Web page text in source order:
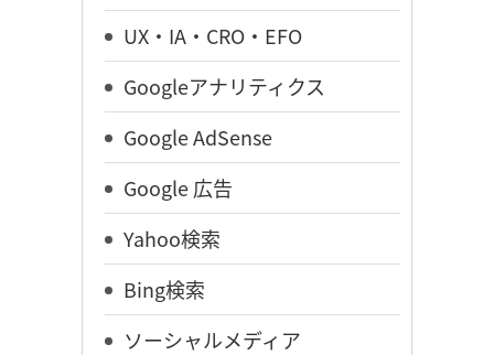
UX・IA・CRO・EFO
Googleアナリティクス
Google AdSense
Google 広告
Yahoo検索
Bing検索
ソーシャルメディア